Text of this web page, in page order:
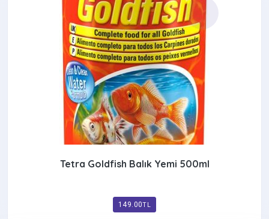
Tetra Goldfish Balık Yemi 500ml
149.00TL